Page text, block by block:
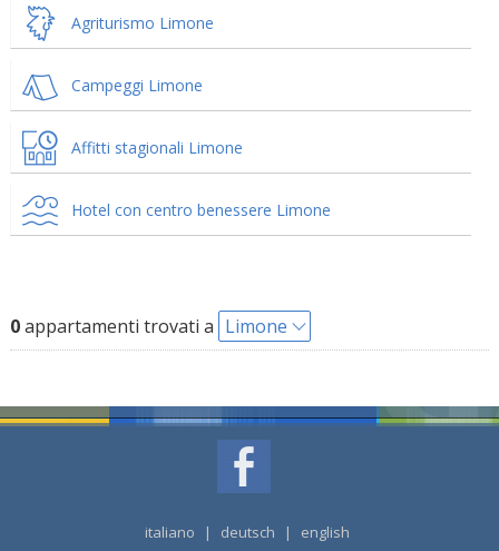
Agriturismo Limone
Campeggi Limone
Affitti stagionali Limone
Hotel con centro benessere Limone
0appartamenti trovati a Limone
italiano | deutsch | english